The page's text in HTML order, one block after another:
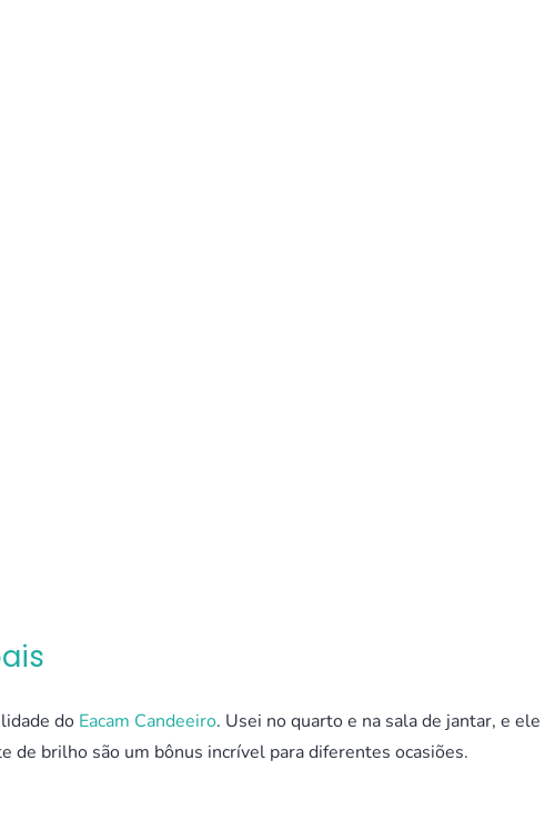
do Eacam Candeeiro. Usei no quarto e na sala de jantar, e ele
de brilho são um bônus incrível para diferentes ocasiões.